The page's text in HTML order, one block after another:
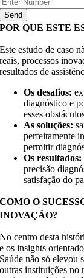
Send
POR QUE ESTE
Este estudo de caso
reais, processos
resultados de
Os desafios:
diagnóstico e
esses
As soluções:
perfeitamente
permitir
Os resultados:
precisão
satisfação do
COMO O
INOVAÇÃO?
No centro desta
e os insights
Saúde não só elevou
outras instituições no